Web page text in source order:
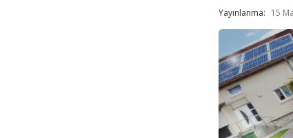
Yayınlanma: 15